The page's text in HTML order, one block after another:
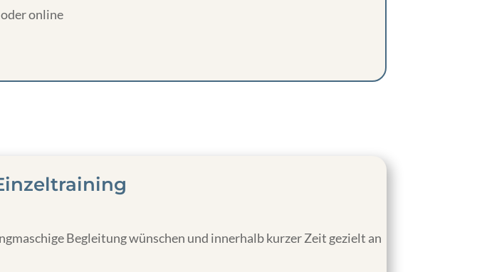
online
Begleitung wünschen und innerhalb kurzer Zeit gezielt an